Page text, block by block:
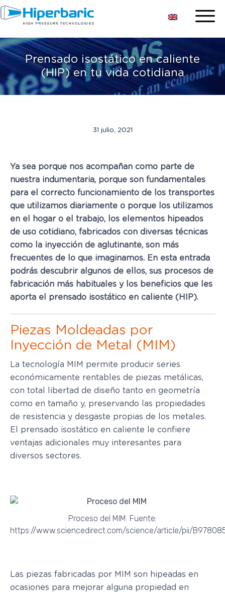
Prensado isostático en caliente
(HIP) en tu vida cotidiana
31 julio, 2021
Ya sea porque nos acompañan como parte de
nuestra indumentaria, porque son fundamentales
para el correcto funcionamiento de los transportes
que utilizamos diariamente o porque los utilizamos
en el hogar o el trabajo, los elementos hipeados
de uso cotidiano, fabricados con diversas técnicas
como la inyección de aglutinante, son más
frecuentes de lo que imaginamos. En esta entrada
podrás descubrir algunos de ellos, sus procesos de
fabricación más habituales y los beneficios que les
aporta el prensado isostático en caliente (HIP).
Piezas Moldeadas por
Inyección de Metal (MIM)
La tecnología MIM permite producir series
económicamente rentables de piezas metálicas,
con total libertad de diseño tanto en geometría
como en tamaño y, preservando las propiedades
de resistencia y desgaste propias de los metales.
El prensado isostático en caliente le confiere
ventajas adicionales muy interesantes para
diversos sectores.
Proceso del MIM. Fuente:
https://www.sciencedirect.com/science/article/pii/
Las piezas fabricadas por MIM son hipeadas en
ocasiones para mejorar alguna propiedad en